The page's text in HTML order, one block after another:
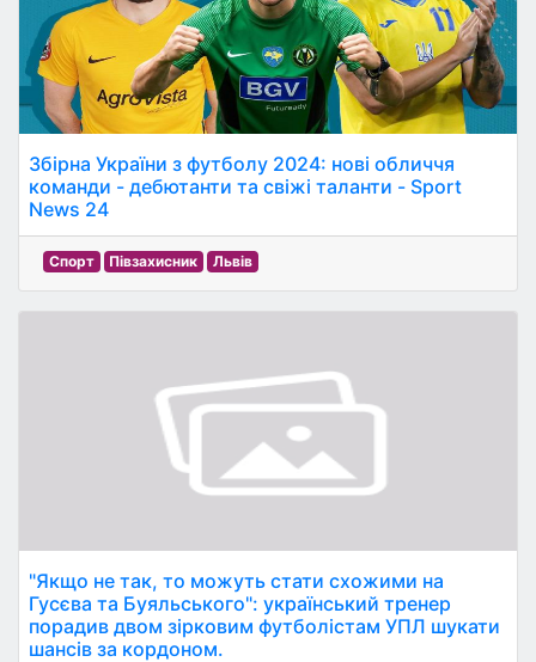
Збірна України з футболу 2024: нові обличчя
команди - дебютанти та свіжі таланти - Sport
News 24
Спорт Півзахисник Львів
"Якщо не так, то можуть стати схожими на
Гусєва та Буяльського": український тренер
порадив двом зірковим футболістам УПЛ шукати
шансів за кордоном.